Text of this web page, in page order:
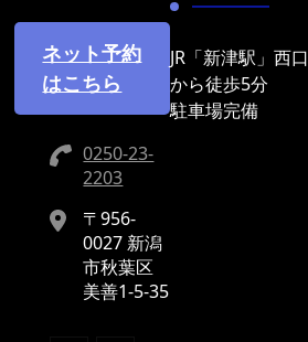
ネット予約
はこちら
0250-23-
2203
〒956-
0027 新潟
市秋葉区
美善1-5-35
JR「新津駅」西口
から徒歩5分
駐車場完備